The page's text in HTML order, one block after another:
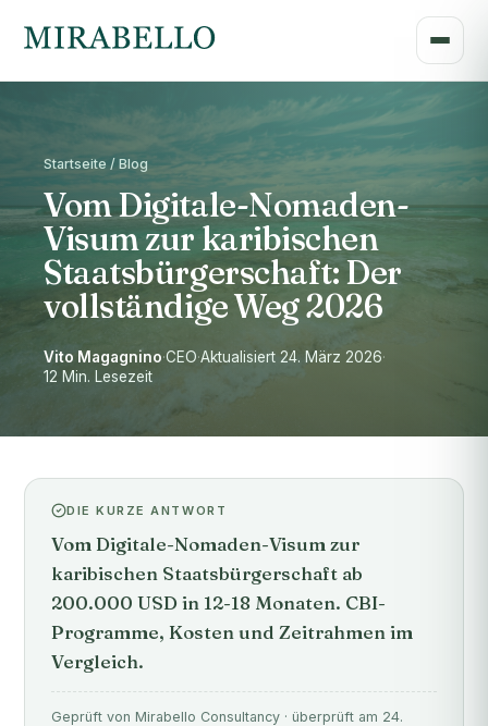
Startseite / Blog
Vom Digitale-Nomaden-
Visum zur karibischen
Staatsbürgerschaft: Der
vollständige Weg 2026
Vito Magagnino·CEO·Aktualisiert 24. März 2026·
12 Min. Lesezeit
DIE KURZE ANTWORT
Vom Digitale-Nomaden-Visum zur
karibischen Staatsbürgerschaft ab
200.000 USD in 12-18 Monaten. CBI-
Programme, Kosten und Zeitrahmen im
Vergleich.
Geprüft von Mirabello Consultancy · überprüft am 24.